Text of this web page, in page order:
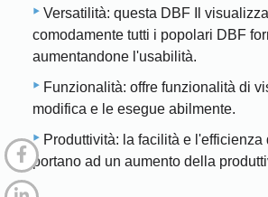
Versatilità: questa DBF Il
comodamente tutti i popolari DBF
aumentandone l'usabilità.
Funzionalità: offre funzionalità di
modifica e le esegue abilmente.
Produttività: la facilità e
portano ad un aumento della